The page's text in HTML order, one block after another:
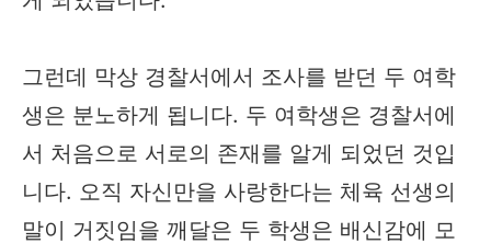
그런데 막상 경찰서에서 조사를 받던 두 여학
생은 분노하게 됩니다. 두 여학생은 경찰서에
서 처음으로 서로의 존재를 알게 되었던 것입
니다. 오직 자신만을 사랑한다는 체육 선생의
말이 거짓임을 깨달은 두 학생은 배신감에 모